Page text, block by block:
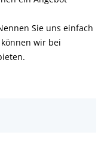
Sie uns einfach
wir bei